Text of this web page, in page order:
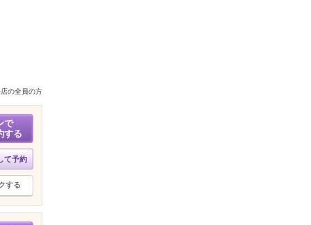
の全員の方
で
する
て予約
する